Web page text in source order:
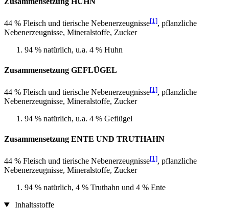
44 % Fleisch und tierische Nebenerzeugnisse[1], pflanzliche
Nebenerzeugnisse, Mineralstoffe, Zucker
94 % natürlich, u.a. 4 % Huhn
Zusammensetzung GEFLÜGEL
44 % Fleisch und tierische Nebenerzeugnisse[1], pflanzliche
Nebenerzeugnisse, Mineralstoffe, Zucker
94 % natürlich, u.a. 4 % Geflügel
Zusammensetzung ENTE UND TRUTHAHN
44 % Fleisch und tierische Nebenerzeugnisse[1], pflanzliche
Nebenerzeugnisse, Mineralstoffe, Zucker
94 % natürlich, 4 % Truthahn und 4 % Ente
Inhaltsstoffe